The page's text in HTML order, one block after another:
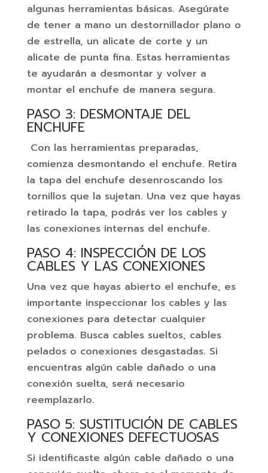
algunas herramientas básicas. Asegúrate
de tener a mano un destornillador plano o
de estrella, un alicate de corte y un
alicate de punta fina. Estas herramientas
te ayudarán a desmontar y volver a
montar el enchufe de manera segura.
PASO 3: DESMONTAJE DEL
ENCHUFE
Con las herramientas preparadas,
comienza desmontando el enchufe. Retira
la tapa del enchufe desenroscando los
tornillos que la sujetan. Una vez que hayas
retirado la tapa, podrás ver los cables y
las conexiones internas del enchufe.
PASO 4: INSPECCIÓN DE LOS
CABLES Y LAS CONEXIONES
Una vez que hayas abierto el enchufe, es
importante inspeccionar los cables y las
conexiones para detectar cualquier
problema. Busca cables sueltos, cables
pelados o conexiones desgastadas. Si
encuentras algún cable dañado o una
conexión suelta, será necesario
reemplazarlo.
PASO 5: SUSTITUCIÓN DE CABLES
Y CONEXIONES DEFECTUOSAS
Si identificaste algún cable dañado o una